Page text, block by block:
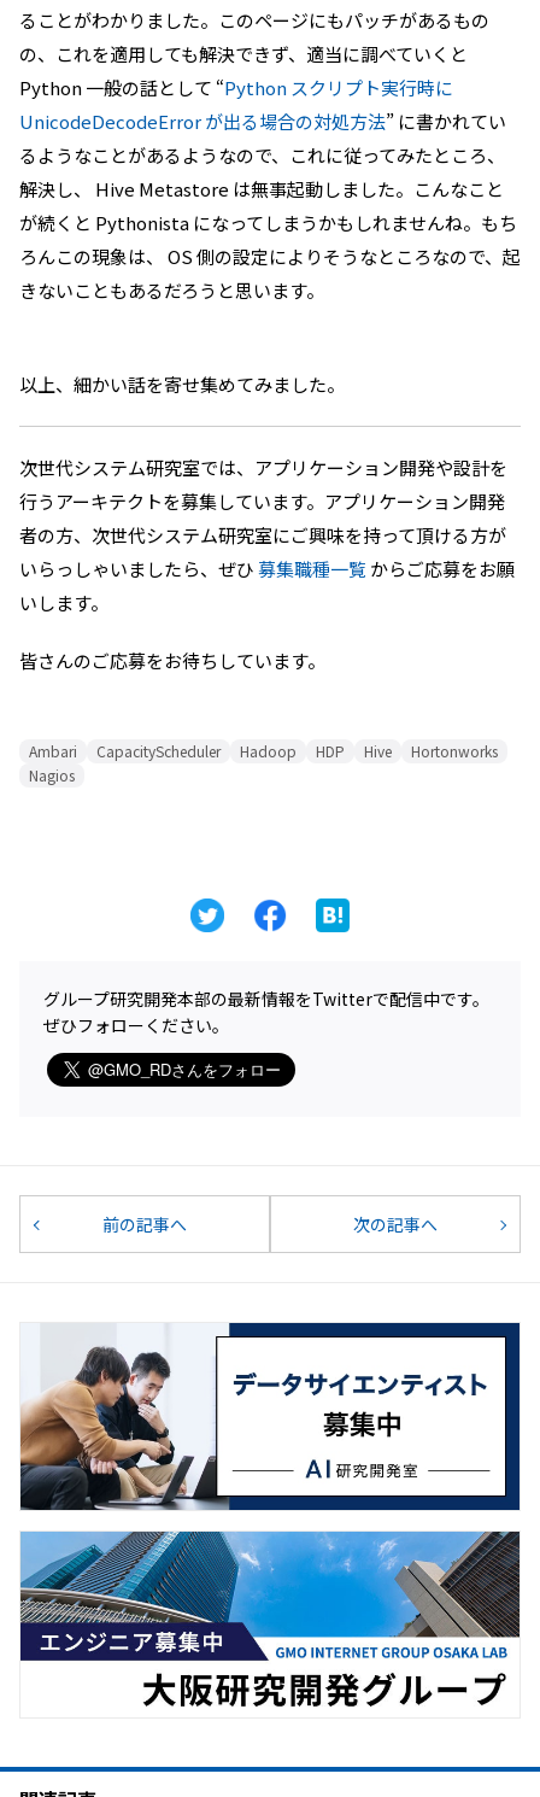
ることがわかりました。このページにもパッチがあるもの
の、これを適用しても解決できず、適当に調べていくと
Python 一般の話として “Python スクリプト実行時に
UnicodeDecodeError が出る場合の対処方法” に書かれてい
るようなことがあるようなので、これに従ってみたところ、
解決し、 Hive Metastore は無事起動しました。こんなこと
が続くと Pythonista になってしまうかもしれませんね。もち
ろんこの現象は、 OS 側の設定によりそうなところなので、起
きないこともあるだろうと思います。
以上、細かい話を寄せ集めてみました。
次世代システム研究室では、アプリケーション開発や設計を
行うアーキテクトを募集しています。アプリケーション開発
者の方、次世代システム研究室にご興味を持って頂ける方が
いらっしゃいましたら、ぜひ募集職種一覧 からご応募をお願
いします。
皆さんのご応募をお待ちしています。
Ambari CapacityScheduler Hadoop HDP Hive
Hortonworks
Nagios
グループ研究開発本部の最新情報をTwitterで配信中です。
ぜひフォローください。
前の記事へ 次の記事へ